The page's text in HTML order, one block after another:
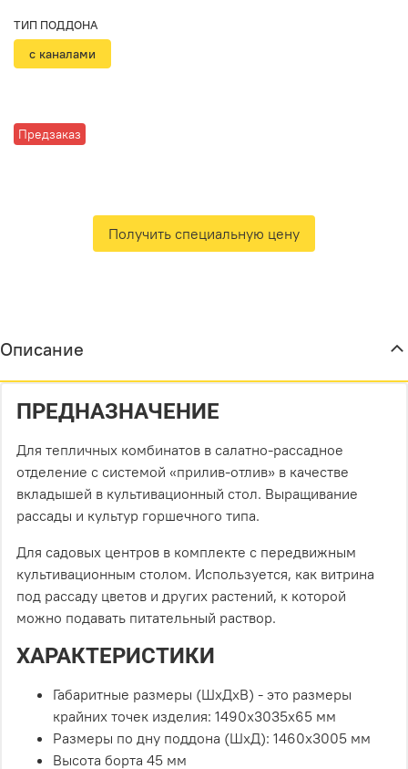
Предзаказ
ТИП ПОДДОНА
с каналами
Получить специальную цену
Описание
ПРЕДНАЗНАЧЕНИЕ
Для тепличных комбинатов в салатно-рассадное
отделение с системой «прилив-отлив» в качестве
вкладышей в культивационный стол. Выращивание
рассады и культур горшечного типа.
Для садовых центров в комплекте с передвижным
культивационным столом. Используется, как витрина
под рассаду цветов и других растений, к которой
можно подавать питательный раствор.
ХАРАКТЕРИСТИКИ
Габаритные размеры (ШхДхВ) - это размеры
крайних точек изделия: 1490х3035х65 мм
Размеры по дну поддона (ШхД): 1460х3005 мм
Высота борта 45 мм